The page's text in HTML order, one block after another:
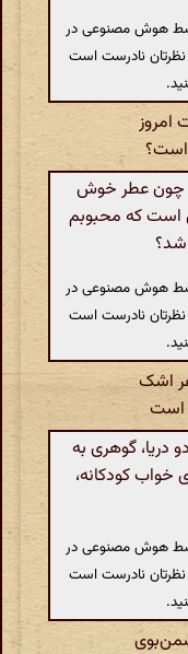
هوش مصنوعی در
نظرتان نادرست است
امروز
است؟
چون عطر خوش
است که محبوبم
هوش مصنوعی در
نظرتان نادرست است
اشک
است
گوهری به
خواب کودکانه،
هوش مصنوعی در
نظرتان نادرست است